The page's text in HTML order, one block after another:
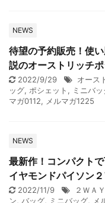
NEWS
待望の予約販売！使
説のオーストリッチ
2022/9/29 オース
ッグ, ポシェット , ミニバ
マガ0112, メルマガ1225
NEWS
最新作！コンパクト
イヤモンドパイソン
2022/11/9 ２ＷＡＹ
ン, バッグ, ミニバッグ, メ